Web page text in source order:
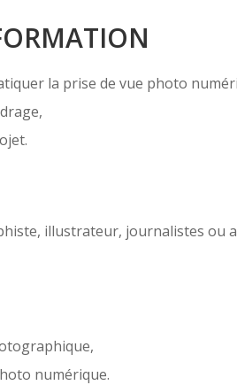
la prise de vue photo
illustrateur, journalistes ou
numérique.